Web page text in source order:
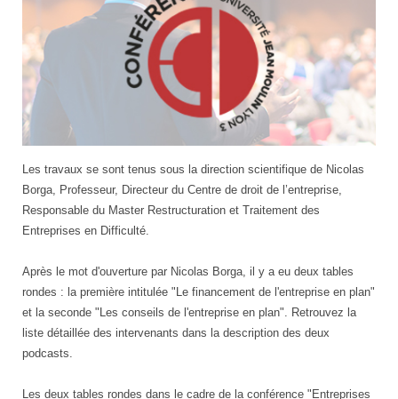
vignette
conférence
Les travaux se sont tenus sous la direction scientifique de Nicolas
Borga, Professeur, Directeur du Centre de droit de l’entreprise,
Responsable du Master Restructuration et Traitement des
Entreprises en Difficulté.
Après le mot d'ouverture par Nicolas Borga, il y a eu deux tables
rondes : la première intitulée "Le financement de l'entreprise en plan"
et la seconde "Les conseils de l'entreprise en plan". Retrouvez la
liste détaillée des intervenants dans la description des deux
podcasts.
Les deux tables rondes dans le cadre de la conférence "Entreprises